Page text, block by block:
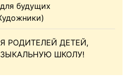
будущих
РОДИТЕЛЕЙ ДЕТЕЙ,
ШКОЛУ!